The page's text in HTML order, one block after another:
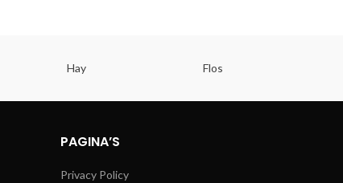
Hay Flos
PAGINA’S
Privacy Policy